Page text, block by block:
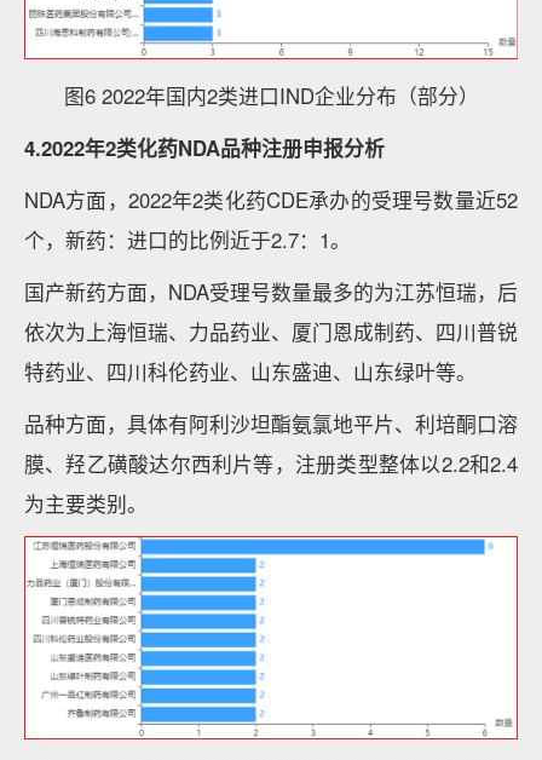
图6 2022年国内2类进口IND企业分布（部分）
4.2022年2类化药NDA品种注册申报分析
NDA方面，2022年2类化药CDE承办的受理号数量近52
个，新药：进口的比例近于2.7：1。
国产新药方面，NDA受理号数量最多的为江苏恒瑞，后
依次为上海恒瑞、力品药业、厦门恩成制药、四川普锐
特药业、四川科伦药业、山东盛迪、山东绿叶等。
品种方面，具体有阿利沙坦酯氨氯地平片、利培酮口溶
膜、羟乙磺酸达尔西利片等，注册类型整体以2.2和2.4
为主要类别。